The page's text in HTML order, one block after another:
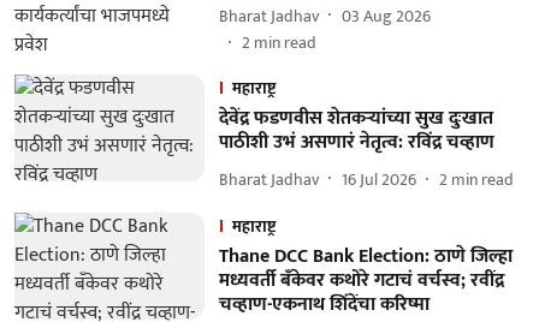
Bharat Jadhav
03 Aug 2026
2min read
महाराष्ट्र
देवेंद्र फडणवीस शेतकऱ्यांच्या सुख दुःखात
पाठीशी उभं असणारं नेतृत्व: रविंद्र चव्हाण
Bharat Jadhav 16 Jul 2026 2min read
महाराष्ट्र
Thane DCC Bank Election: ठाणे जिल्हा
मध्यवर्ती बँकेवर कथोरे गटाचं वर्चस्व; रवींद्र
चव्हाण-एकनाथ शिंदेंचा करिष्मा